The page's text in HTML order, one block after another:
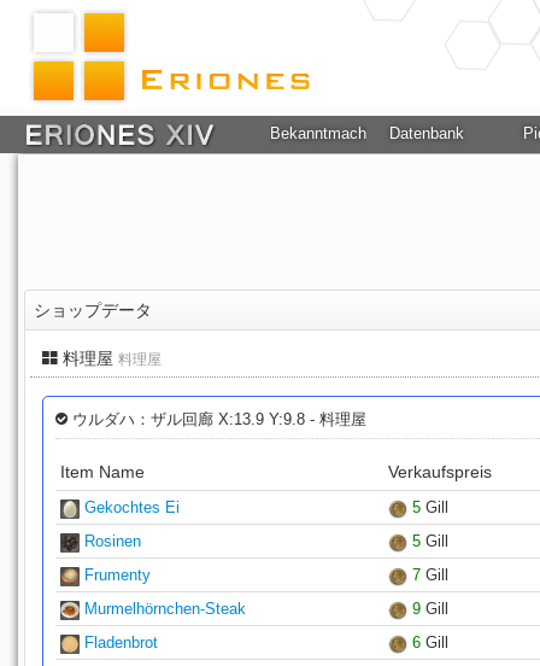
Bekanntmachung Datenbank
ショップデータ
料理屋 料理屋
ウルダハ：ザル回廊 X:13.9 Y:9.8 - 料理屋
Item Name Verkaufspreis
Gekochtes Ei 5 Gill
Rosinen
5 Gill
Frumenty
7 Gill
Murmelhörnchen-Steak
9 Gill
Fladenbrot
6 Gill